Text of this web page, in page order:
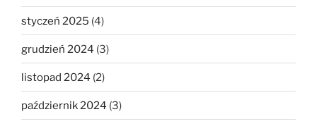
styczeń 2025 (4)
grudzień 2024 (3)
listopad 2024 (2)
październik 2024 (3)